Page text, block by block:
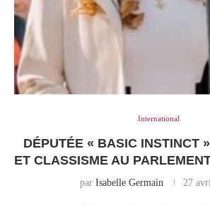
International
DÉPUTÉE « BASIC INSTINCT
ET CLASSISME AU
par Isabelle Germain 27